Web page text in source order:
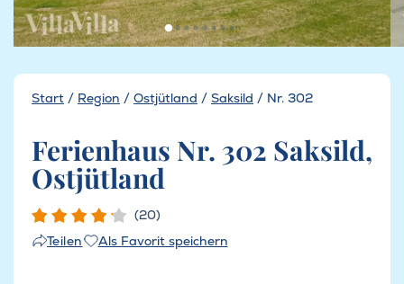
Start / Region / Ostjütland / Saksild / Nr. 302
Ferienhaus Nr. 302 Saksild,
Ostjütland
(20)
Teilen
Als Favorit speichern